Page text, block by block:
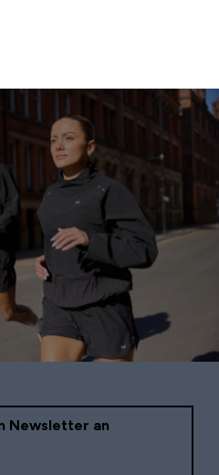
Newsletter an